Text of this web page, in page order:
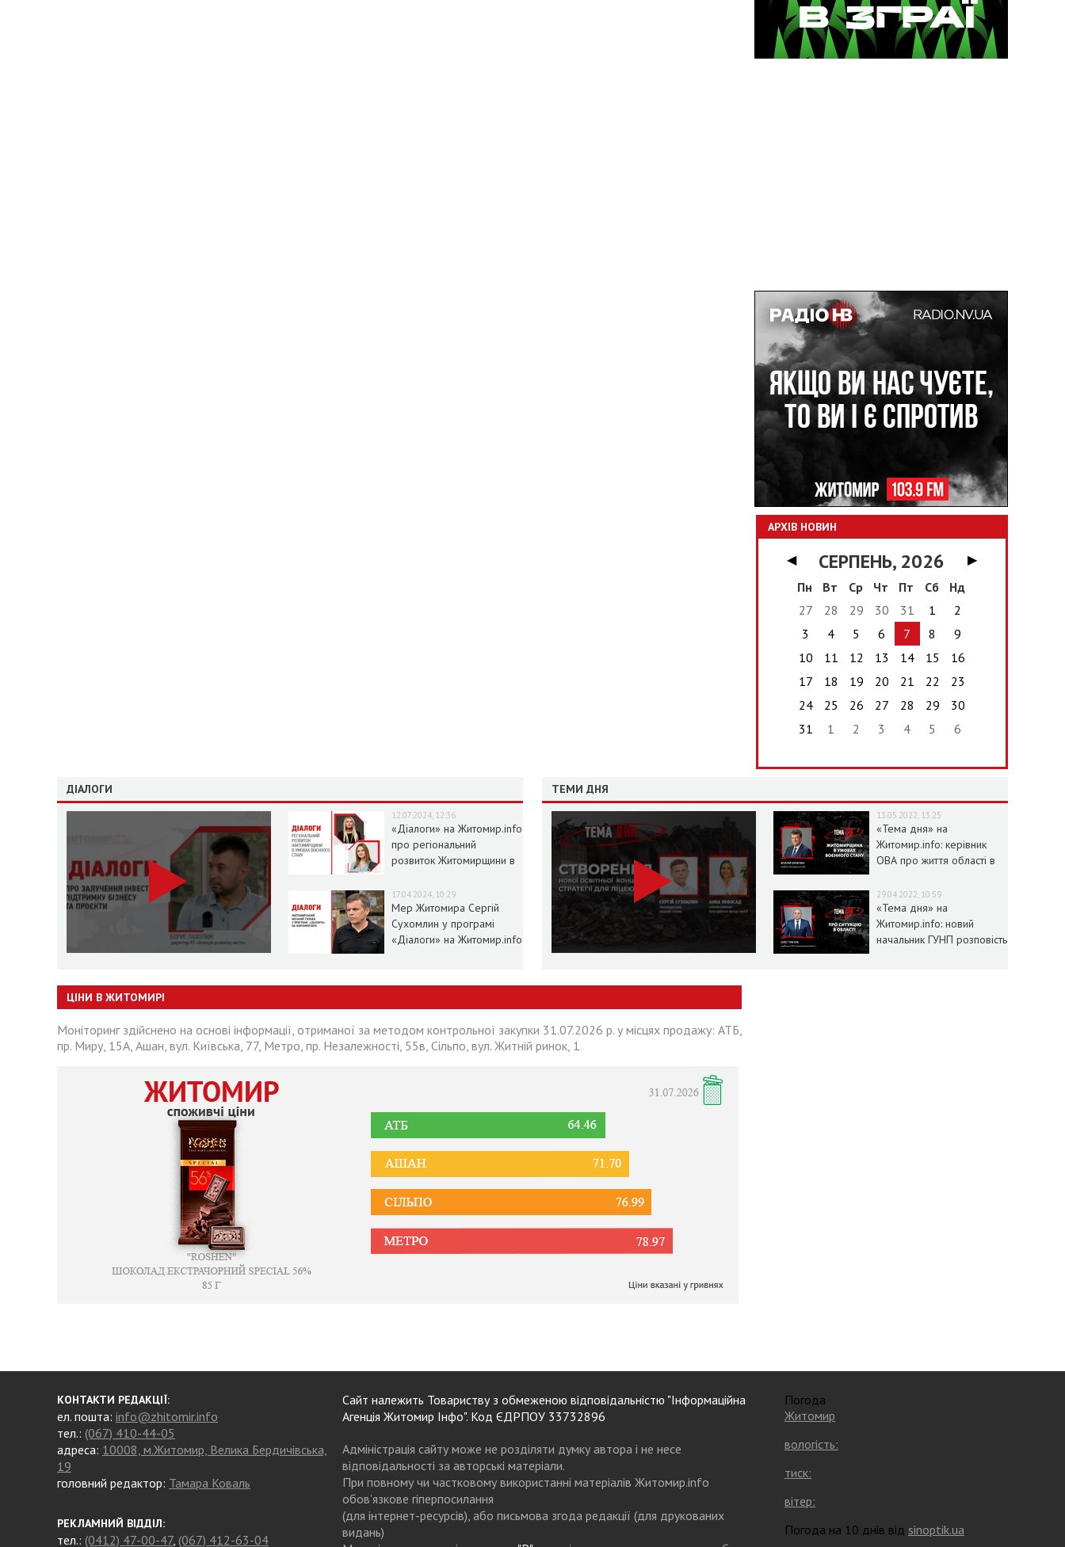
АРХІВ НОВИН
◀ СЕРПЕНЬ, 2026
▶
Пн
Вт Ср Чт Пт Сб
Нд
27
28 29 30 31 1
2
3
4 5 6 7 8
9
10
11 12 13 14 15
16
17
18 19 20 21 22
23
24
25 26 27 28 29
30
31
1 2 3 4 5 6
ДІАЛОГИ
12.07.2024, 12:36
«Діалоги» на Житомир.info
про регіональний
розвиток Житомирщини в
17.04.2024, 10:29
Мер Житомира Сергій
Сухомлин у програмі
«Діалоги» на Житомир.info
ТЕМИ ДНЯ
13.05.2022, 13:25
«Тема дня» на
Житомир.info: керівник
ОВА про життя області в
29.04.2022, 10:59
«Тема дня» на
Житомир.info: новий
начальник ГУНП розповість
ЦІНИ В ЖИТОМИРІ
Моніторинг здійснено на основі інформації, отриманої за методом контрольної закупки 31.07.2026 р. у місцях продажу: АТБ,
пр. Миру, 15А, Ашан, вул. Київська, 77, Метро, пр. Незалежності, 55в, Сільпо, вул. Житній ринок, 1
КОНТАКТИ РЕДАКЦІЇ:
ел. пошта: info@zhitomir.info
тел.: (067) 410-44-05
адреса: 10008, м.Житомир, Велика Бердичівська,
19
головний редактор: Тамара Коваль
РЕКЛАМНИЙ ВІДДІЛ:
тел.: (0412) 47-00-47, (067) 412-63-04
Сайт належить Товариству з обмеженою відповідальністю "Інформаційна
Агенція Житомир Інфо". Код ЄДРПОУ 33732896
Адміністрація сайту може не розділяти думку автора і не несе
відповідальності за авторські матеріали.
При повному чи частковому використанні матеріалів Житомир.info
обов’язкове гіперпосилання
(для інтернет-ресурсів), або письмова згода редакції (для друкованих
видань)
Погода
Житомир
вологість:
тиск:
вітер:
Погода на 10 днів від sinoptik.ua